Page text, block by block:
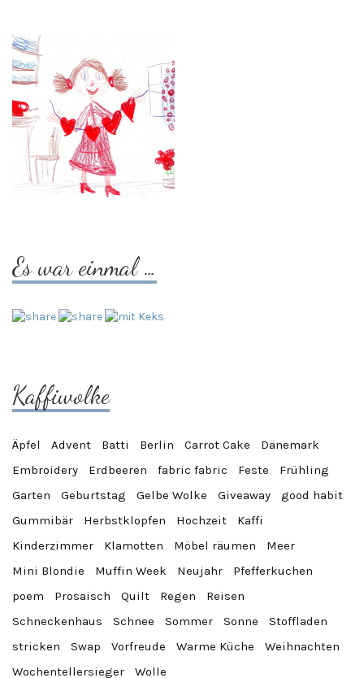
Es war einmal …
Kaffiwolke
Äpfel Advent Batti Berlin Carrot Cake
Dänemark
Embroidery
Erdbeeren fabric fabric Feste
Frühling
Garten
Geburtstag Gelbe Wolke Giveaway
good habit
Gummibär
Herbstklopfen Hochzeit
Kaffi
Kinderzimmer
Klamotten Möbel räumen
Meer
Mini Blondie
Muffin Week Neujahr
Pfefferkuchen
poem
Prosaisch Quilt Regen
Reisen
Schneckenhaus
Schnee Sommer Sonne
Stoffladen
stricken
Swap Vorfreude Warme Küche
Weihnachten
Wochentellersieger
Wolle